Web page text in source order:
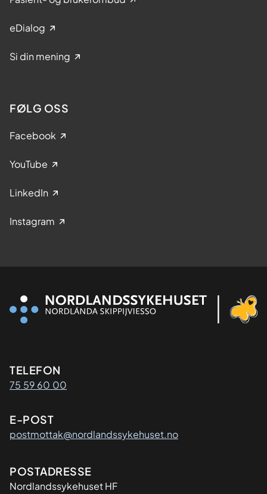
eDialog
Si din mening
FØLG OSS
Facebook
YouTube
LinkedIn
Instagram
Kontaktinformasjon
TELEFON
75 59 60 00
E-POST
postmottak@nordlandssykehuset.no
Adresse
POSTADRESSE
Nordlandssykehuset HF